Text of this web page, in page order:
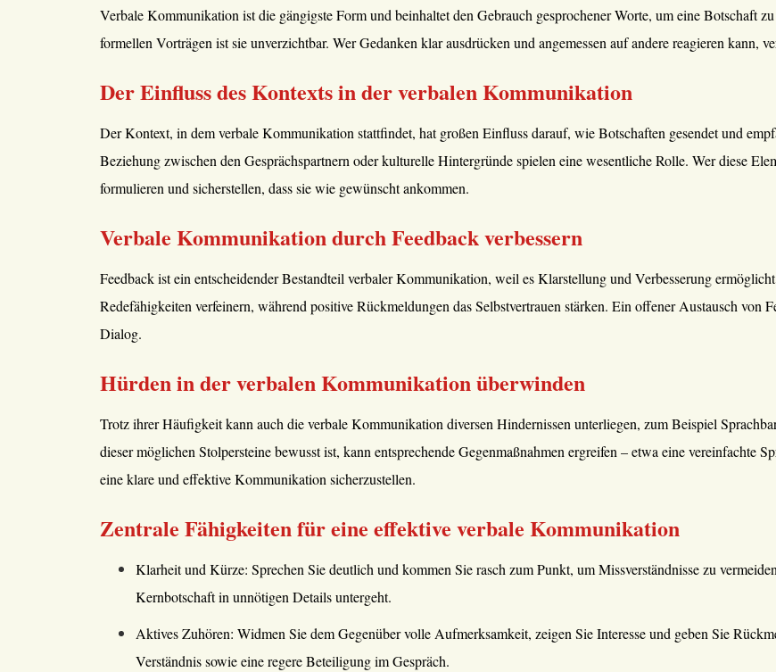
Verbale Kommunikation ist die gängigste Form und beinhaltet den Gebrauch gesprochener Worte, um eine Botschaft
formellen Vorträgen ist sie unverzichtbar. Wer Gedanken klar ausdrücken und angemessen auf andere reagieren kann,
Der Einfluss des Kontexts in der verbalen Kommunikation
Der Kontext, in dem verbale Kommunikation stattfindet, hat großen Einfluss darauf, wie Botschaften gesendet und
Beziehung zwischen den Gesprächspartnern oder kulturelle Hintergründe spielen eine wesentliche Rolle. Wer diese
formulieren und sicherstellen, dass sie wie gewünscht ankommen.
Verbale Kommunikation durch Feedback verbessern
Feedback ist ein entscheidender Bestandteil verbaler Kommunikation, weil es Klarstellung und Verbesserung
Redefähigkeiten verfeinern, während positive Rückmeldungen das Selbstvertrauen stärken. Ein offener Austausch von
Dialog.
Hürden in der verbalen Kommunikation überwinden
Trotz ihrer Häufigkeit kann auch die verbale Kommunikation diversen Hindernissen unterliegen, zum Beispiel
dieser möglichen Stolpersteine bewusst ist, kann entsprechende Gegenmaßnahmen ergreifen – etwa eine vereinfachte
eine klare und effektive Kommunikation sicherzustellen.
Zentrale Fähigkeiten für eine effektive verbale Kommunikation
Klarheit und Kürze: Sprechen Sie deutlich und kommen Sie rasch zum Punkt, um Missverständnisse zu
Kernbotschaft in unnötigen Details untergeht.
Aktives Zuhören: Widmen Sie dem Gegenüber volle Aufmerksamkeit, zeigen Sie Interesse und geben Sie
Verständnis sowie eine regere Beteiligung im Gespräch.